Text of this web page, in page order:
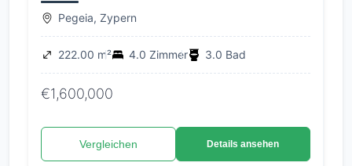
Pegeia, Zypern
222.00 m² 4.0 Zimmer 3.0 Bad
€1,600,000
Vergleichen Details ansehen